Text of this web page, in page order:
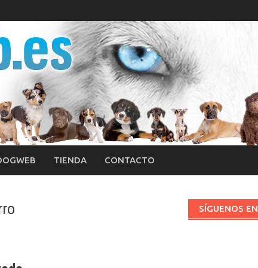
TIENDA CONTACTO
SÍGUENOS EN